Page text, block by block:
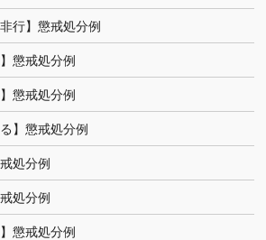
行】懲戒処分例
懲戒処分例
懲戒処分例
】懲戒処分例
処分例
処分例
懲戒処分例